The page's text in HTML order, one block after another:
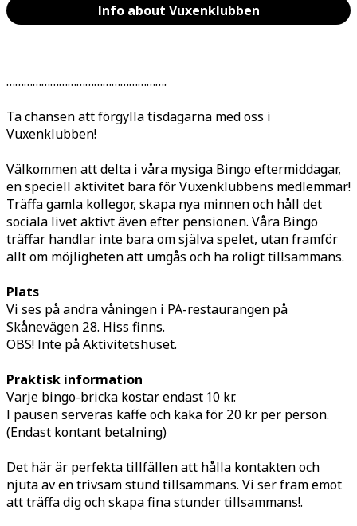
Info about Vuxenklubben
……………………………………………….
Ta chansen att förgylla tisdagarna med oss i
Vuxenklubben!
Välkommen att delta i våra mysiga Bingo eftermiddagar,
en speciell aktivitet bara för Vuxenklubbens medlemmar!
Träffa gamla kollegor, skapa nya minnen och håll det
sociala livet aktivt även efter pensionen. Våra Bingo
träffar handlar inte bara om själva spelet, utan framför
allt om möjligheten att umgås och ha roligt tillsammans.
Plats
Vi ses på andra våningen i PA-restaurangen på
Skånevägen 28. Hiss finns.
OBS! Inte på Aktivitetshuset.
Praktisk information
Varje bingo-bricka kostar endast 10 kr.
I pausen serveras kaffe och kaka för 20 kr per person.
(Endast kontant betalning)
Det här är perfekta tillfällen att hålla kontakten och
njuta av en trivsam stund tillsammans. Vi ser fram emot
att träffa dig och skapa fina stunder tillsammans!.